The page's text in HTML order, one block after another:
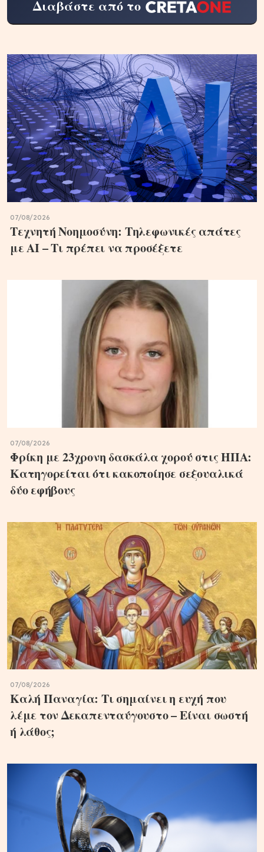
Διαβάστε από το
07/08/2026
Τεχνητή Νοημοσύνη: Τηλεφωνικές απάτες
με ΑΙ – Τι πρέπει να προσέξετε
07/08/2026
Φρίκη με 23χρονη δασκάλα χορού στις ΗΠΑ:
Κατηγορείται ότι κακοποίησε σεξουαλικά
δύο εφήβους
07/08/2026
Καλή Παναγία: Τι σημαίνει η ευχή που
λέμε τον Δεκαπενταύγουστο – Είναι σωστή
ή λάθος;